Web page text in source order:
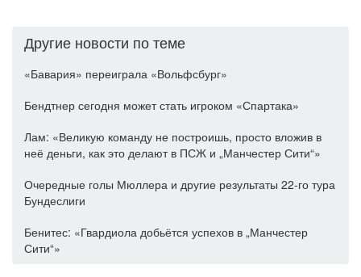
Другие новости по теме
«Бавария» переиграла «Вольфсбург»
Бендтнер сегодня может стать игроком «Спартака»
Лам: «Великую команду не построишь, просто вложив в
неё деньги, как это делают в ПСЖ и „Манчестер Сити“»
Очередные голы Мюллера и другие результаты 22-го тура
Бундеслиги
Бенитес: «Гвардиола добьётся успехов в „Манчестер
Сити“»